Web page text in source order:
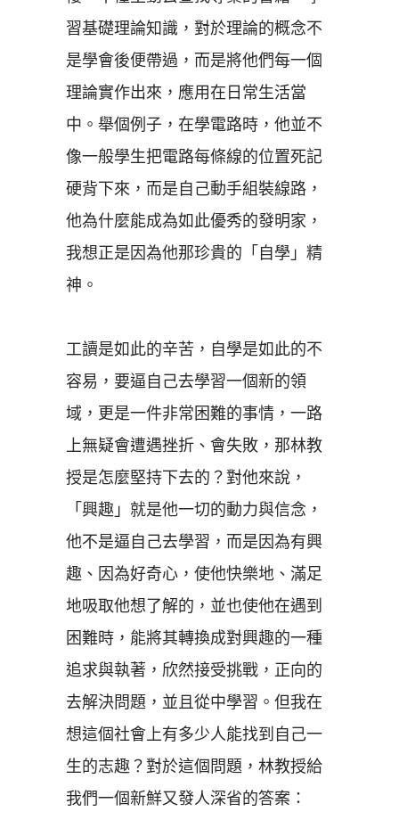
習基礎理論知識，對於理論的概念不
是學會後便帶過，而是將他們每一個
理論實作出來，應用在日常生活當
中。舉個例子，在學電路時，他並不
像一般學生把電路每條線的位置死記
硬背下來，而是自己動手組裝線路，
他為什麼能成為如此優秀的發明家，
我想正是因為他那珍貴的 「 自學」精
神。
工讀是如此的辛苦，自學是如此的不
容易，要逼自己去學習一個新的領
域，更是一件非常困難的事情，一路
上無疑會遭遇挫折、會失敗，那林教
授是怎麼堅持下去的？對他來說，
「 興趣 」 就是他一切的動力與信念，
他不是逼自己去學習，而是因為有興
趣、因為好奇心，使他快樂地、滿足
地吸取他想了解的，並也使他在遇到
困難時，能將其轉換成對興趣的一種
追求與執著，欣然接受挑戰，正向的
去解決問題，並且從中學習。但我在
想這個社會上有多少人能找到自己一
生的志趣？對於這個問題，林教授給
我們一個新鮮又發人深省的答案：